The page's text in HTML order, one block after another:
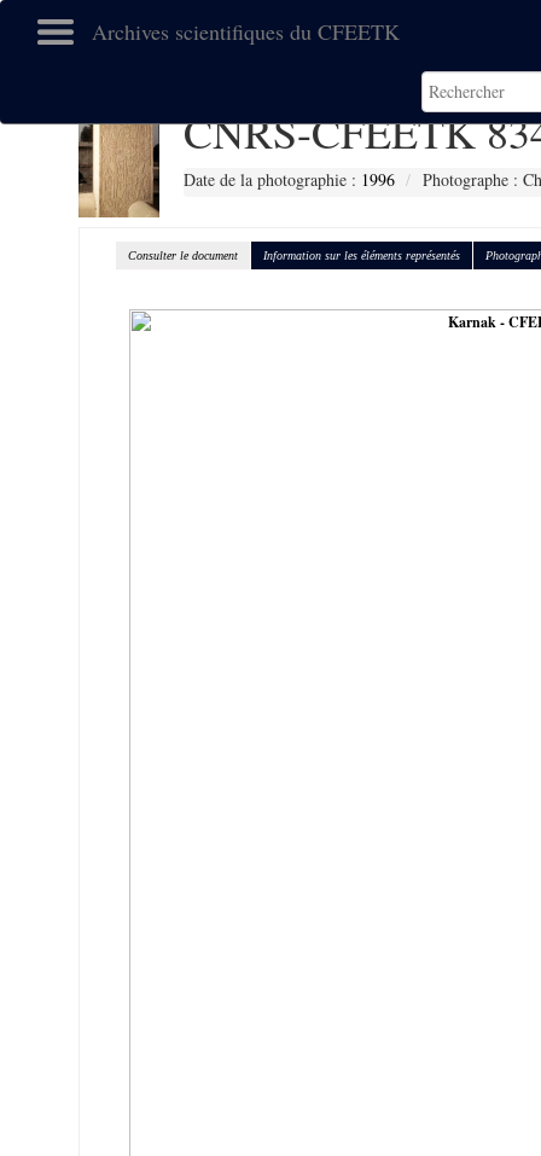
Archives scientifiques du CFEETK
CNRS-CFEETK
Date de la photographie : 1996 Photographe :
Consulter le document Information sur les éléments représentés